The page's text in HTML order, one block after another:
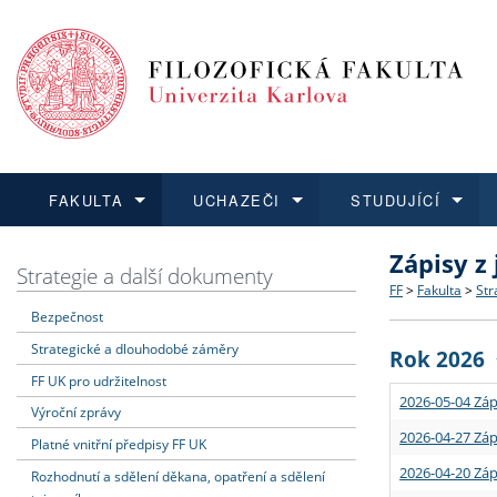
FAKULTA
Dozvědět se více
Struktura
Strategie
Podpora
UCHAZEČI
Podat přihlášku
Co
Učitelské
STUDUJÍCÍ
Dozvědět se více
Rigorózní
Dozvědět se více
O vědě a
Granty a
Dozvědět se více
Aktuální
Strategie a další dokumenty
Bezpečnost
Strategické a dlouhodobé záměry
FF UK pro udržitelnost
Výroční zprávy
Platné vnitřní předpisy FF UK
Rozhodnutí a sdělení děkana, opatření a sdělení
Zápisy
FF > Fakulta >
Rok 2026
2026-05-04
2026-04-27
2026-04-20